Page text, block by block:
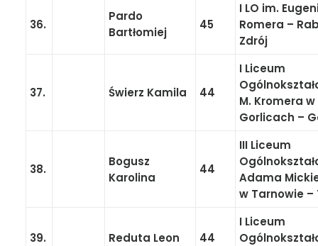
36.
Pardo
Bartłomiej
45
I LO im.
Romera –
Zdrój
37. Świerz Kamila 44
I Liceum
M. Kromera w
Gorlicach –
38.
Bogusz
Karolina
44
III Liceum
Adama
w Tarnowie –
39. Reduta Leon 44
I Liceum